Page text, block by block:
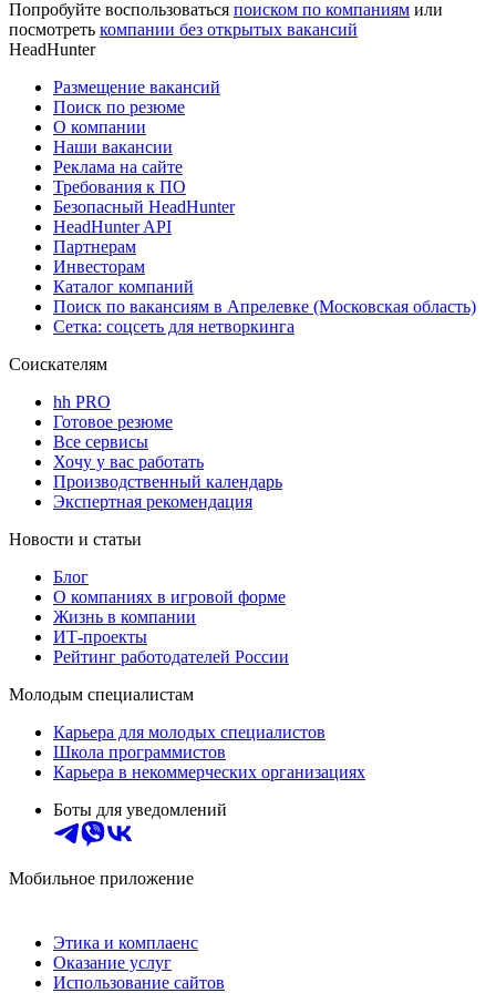
Попробуйте воспользоваться поиском по компаниям или
посмотреть компании без открытых вакансий
HeadHunter
Размещение вакансий
Поиск по резюме
О компании
Наши вакансии
Реклама на сайте
Требования к ПО
Безопасный HeadHunter
HeadHunter API
Партнерам
Инвесторам
Каталог компаний
Поиск по вакансиям в Апрелевке (Московская область)
Сетка: соцсеть для нетворкинга
Соискателям
hh PRO
Готовое резюме
Все сервисы
Хочу у вас работать
Производственный календарь
Экспертная рекомендация
Новости и статьи
Блог
О компаниях в игровой форме
Жизнь в компании
ИТ-проекты
Рейтинг работодателей России
Молодым специалистам
Карьера для молодых специалистов
Школа программистов
Карьера в некоммерческих организациях
Боты для уведомлений
Мобильное приложение
Этика и комплаенс
Оказание услуг
Использование сайтов